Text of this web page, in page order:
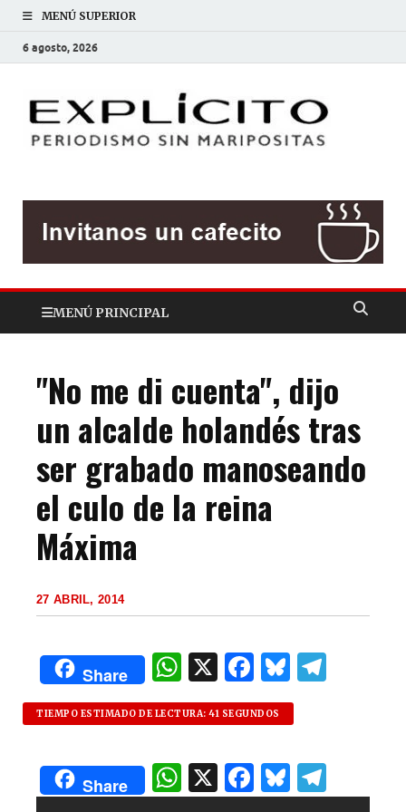
MENÚ SUPERIOR
6 agosto, 2026
MENÚ PRINCIPAL
"No me di cuenta", dijo
un alcalde holandés tras
ser grabado manoseando
el culo de la reina
Máxima
27 ABRIL, 2014
Share
W
h
at
s
A
X F
a
c
e
b
B
lu
es
k
y
TIEMPO ESTIMADO DE LECTURA: 41 SEGUNDOS
Share
W X F
B